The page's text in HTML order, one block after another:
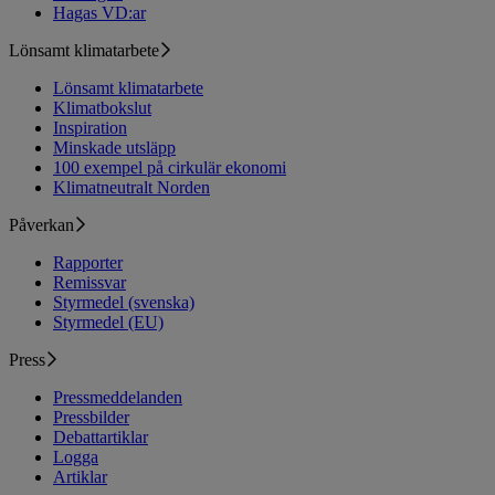
Hagas VD:ar
Lönsamt klimatarbete
Lönsamt klimatarbete
Klimatbokslut
Inspiration
Minskade utsläpp
100 exempel på cirkulär ekonomi
Klimatneutralt Norden
Påverkan
Rapporter
Remissvar
Styrmedel (svenska)
Styrmedel (EU)
Press
Pressmeddelanden
Pressbilder
Debattartiklar
Logga
Artiklar